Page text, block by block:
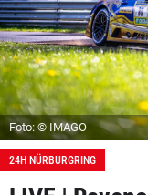
Foto: © IMAGO
24H NÜRBURGRING